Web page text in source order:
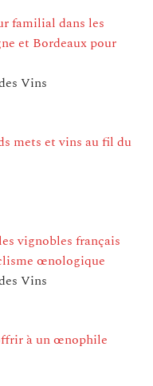
familial dans les
et Bordeaux pour
Vins
mets et vins au fil du
vignobles français
œnologique
Vins
à un œnophile